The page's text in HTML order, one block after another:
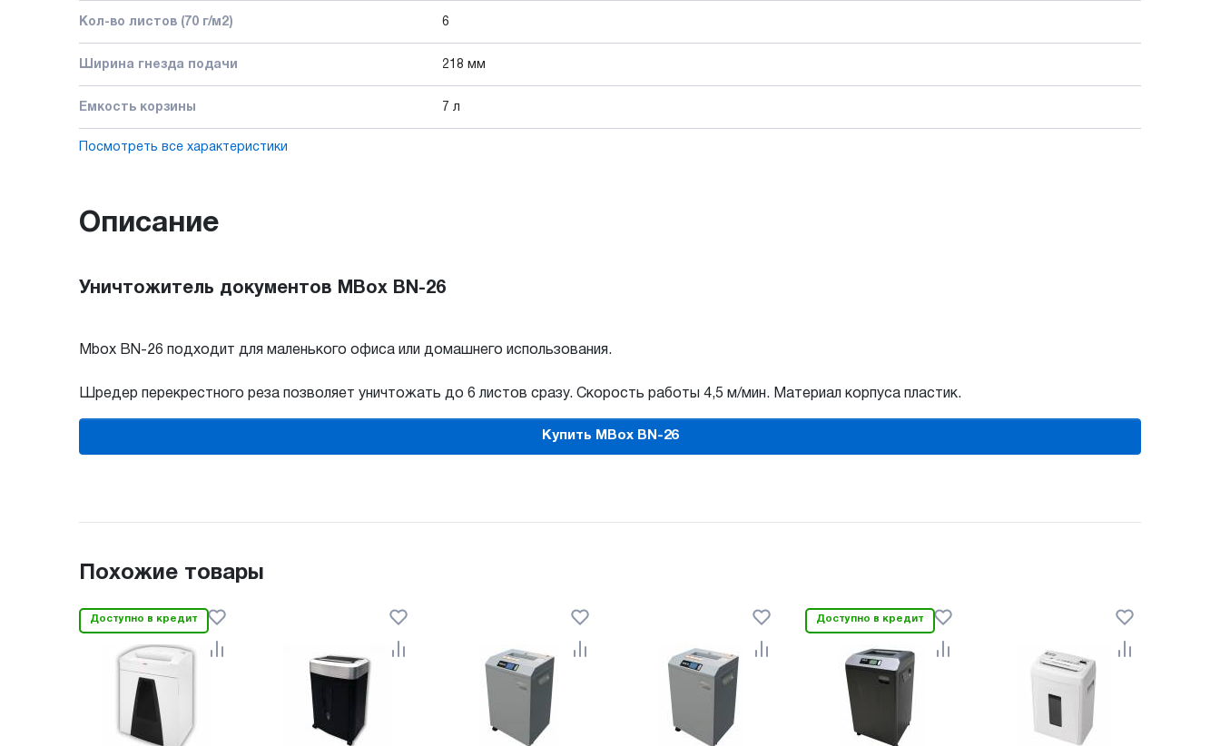
Кол-во листов (70 г/м2) 6
Ширина гнезда подачи 218 мм
Емкость корзины 7 л
Посмотреть все характеристики
Описание
Уничтожитель документов MBox BN-26
Mbox BN-26 подходит для маленького офиса или домашнего использования.
Шредер перекрестного реза позволяет уничтожать до 6 листов сразу. Скорость работы 4,5 м/мин. Материал корпуса пластик.
Купить MBox BN-26
Похожие товары
Доступно в кредит Доступно в кредит